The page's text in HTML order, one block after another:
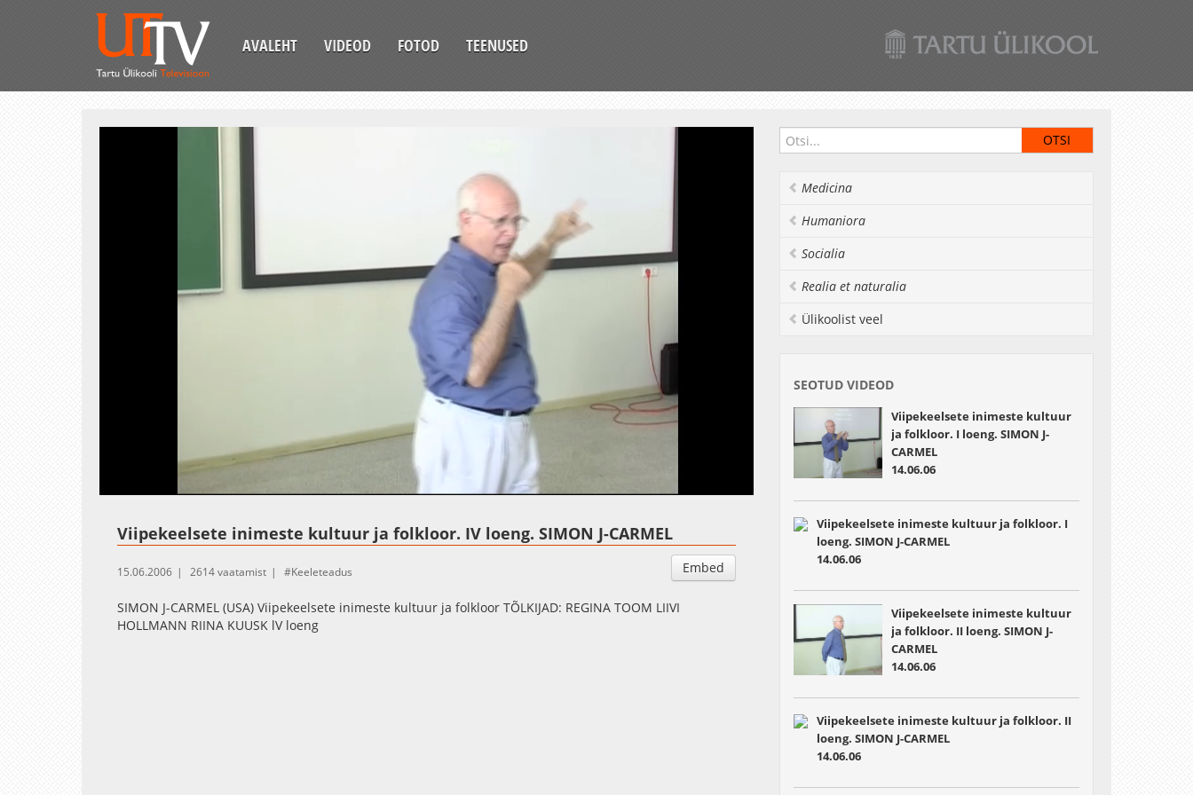
AVALEHT VIDEOD FOTOD TEENUSED
1.10%
Viipekeelsete inimeste kultuur ja folkloor. IV loeng. SIMON J-CARMEL
Embed
15.06.2006 2614 vaatamist Keeleteadus
SIMON J-CARMEL (USA) Viipekeelsete inimeste kultuur ja folkloor TÕLKIJAD: REGINA TOOM LIIVI
HOLLMANN RIINA KUUSK lV loeng
Medicina
Humaniora
Socialia
Realia et naturalia
Ülikoolist veel
SEOTUD VIDEOD
Viipekeelsete inimeste kultuur
ja folkloor. I loeng. SIMON J-
CARMEL
14.06.06
Viipekeelsete inimeste kultuur ja folkloor. I
loeng. SIMON J-CARMEL
14.06.06
Viipekeelsete inimeste kultuur
ja folkloor. II loeng. SIMON J-
CARMEL
14.06.06
Viipekeelsete inimeste kultuur ja folkloor. II
loeng. SIMON J-CARMEL
14.06.06